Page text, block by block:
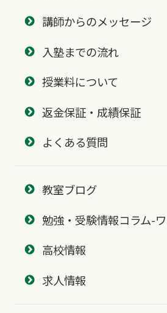
講師からのメッセージ
入塾までの流れ
授業料について
返金保証・成績保証
よくある質問
教室ブログ
勉強・受験情報コラム-
高校情報
求人情報